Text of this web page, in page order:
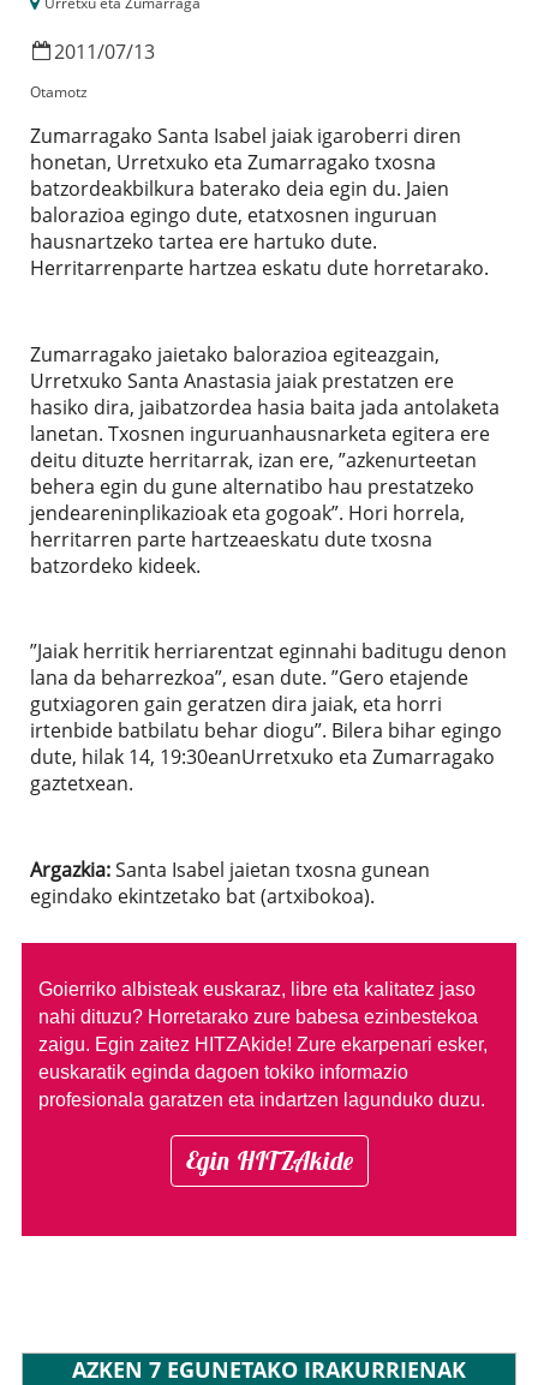
2011/07/13
Otamotz
Zumarragako Santa Isabel jaiak igaroberri diren
honetan, Urretxuko eta Zumarragako txosna
batzordeakbilkura baterako deia egin du. Jaien
balorazioa egingo dute, etatxosnen inguruan
hausnartzeko tartea ere hartuko dute.
Herritarrenparte hartzea eskatu dute horretarako.
Zumarragako jaietako balorazioa egiteazgain,
Urretxuko Santa Anastasia jaiak prestatzen ere
hasiko dira, jaibatzordea hasia baita jada antolaketa
lanetan. Txosnen inguruanhausnarketa egitera ere
deitu dituzte herritarrak, izan ere, ”azkenurteetan
behera egin du gune alternatibo hau prestatzeko
jendeareninplikazioak eta gogoak”. Hori horrela,
herritarren parte hartzeaeskatu dute txosna
batzordeko kideek.
”Jaiak herritik herriarentzat eginnahi baditugu denon
lana da beharrezkoa”, esan dute. ”Gero etajende
gutxiagoren gain geratzen dira jaiak, eta horri
irtenbide batbilatu behar diogu”. Bilera bihar egingo
dute, hilak 14, 19:30eanUrretxuko eta Zumarragako
gaztetxean.
Argazkia:Santa Isabel jaietan txosna gunean
egindako ekintzetako bat (artxibokoa).
Goierriko albisteak euskaraz, libre eta kalitatez jaso
nahi dituzu? Horretarako zure babesa ezinbestekoa
zaigu. Egin zaitez HITZAkide! Zure ekarpenari esker,
euskaratik eginda dagoen tokiko informazio
profesionala garatzen eta indartzen lagunduko duzu.
Egin HITZAkide
AZKEN 7 EGUNETAKO IRAKURRIENAK